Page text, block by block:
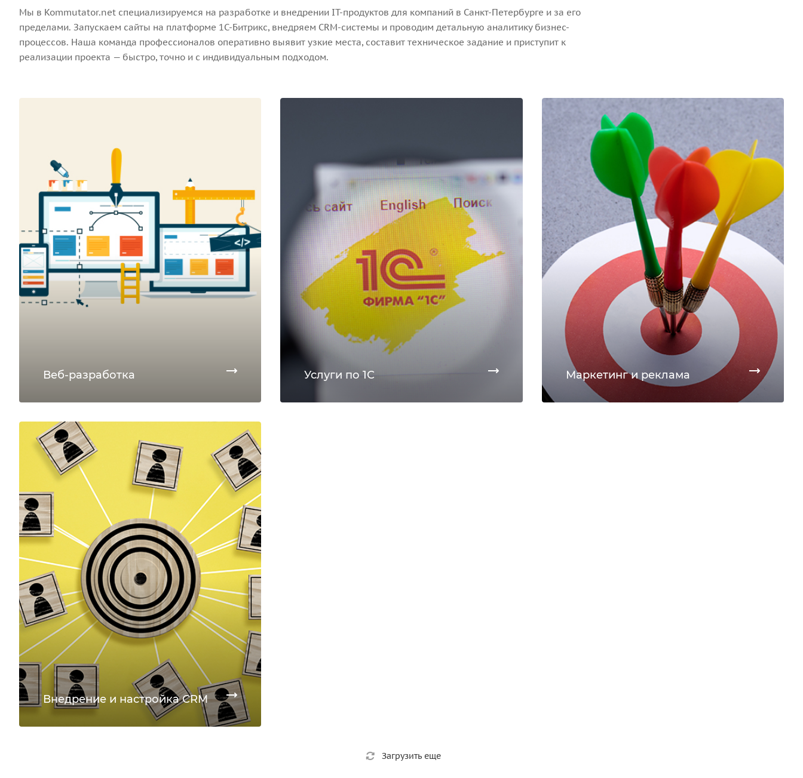
Мы в Kommutator.net специализируемся на разработке и внедрении IT-продуктов для компаний в Санкт-Петербурге и за его
пределами. Запускаем сайты на платформе 1С-Битрикс, внедряем CRM-системы и проводим детальную аналитику бизнес-
процессов. Наша команда профессионалов оперативно выявит узкие места, составит техническое задание и приступит к
реализации проекта — быстро, точно и с индивидуальным подходом.
Веб-разработка Услуги по 1С Маркетинг и реклама
Внедрение и настройка CRM
Загрузить еще